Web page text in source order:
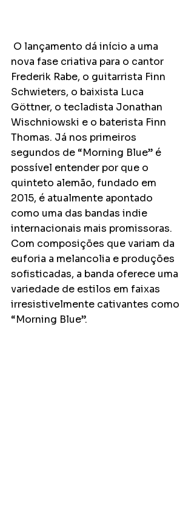
nova fase criativa para o cantor
Frederik Rabe, o guitarrista Finn
Schwieters, o baixista Luca
Göttner, o tecladista Jonathan
Wischniowski e o baterista Finn
Thomas. Já nos primeiros
segundos de “Morning Blue” é
possível entender por que o
quinteto alemão, fundado em
2015, é atualmente apontado
como uma das bandas indie
internacionais mais promissoras.
Com composições que variam da
euforia a melancolia e produções
sofisticadas, a banda oferece uma
variedade de estilos em faixas
irresistivelmente cativantes como
“Morning Blue”.